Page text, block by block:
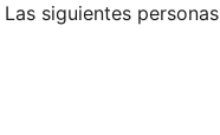
siguientes personas